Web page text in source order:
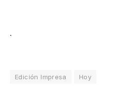
.
Edición Impresa Hoy